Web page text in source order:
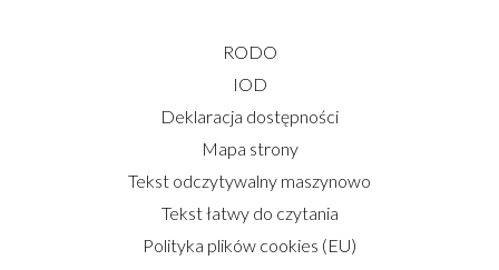
RODO
IOD
Deklaracja dostępności
Mapa strony
Tekst odczytywalny maszynowo
Tekst łatwy do czytania
Polityka plików cookies (EU)